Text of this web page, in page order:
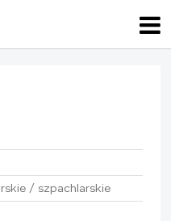
/ szpachlarskie